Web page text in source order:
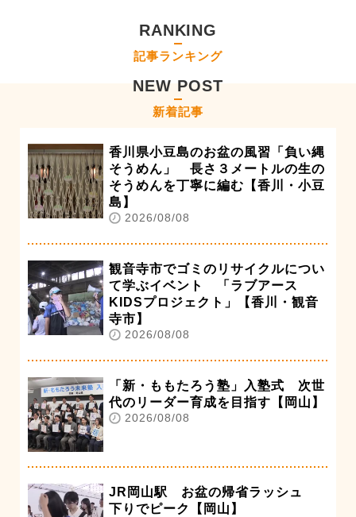
RANKING
記事ランキング
NEW POST
新着記事
香川県小豆島のお盆の風習「負い縄
そうめん」 長さ３メートルの生の
そうめんを丁寧に編む【香川・小豆
島】
2026/08/08
観音寺市でゴミのリサイクルについ
て学ぶイベント 「ラブアース
KIDSプロジェクト」【香川・観音
寺市】
2026/08/08
「新・ももたろう塾」入塾式 次世
代のリーダー育成を目指す【岡山】
2026/08/08
JR岡山駅 お盆の帰省ラッシュ
下りでピーク【岡山】